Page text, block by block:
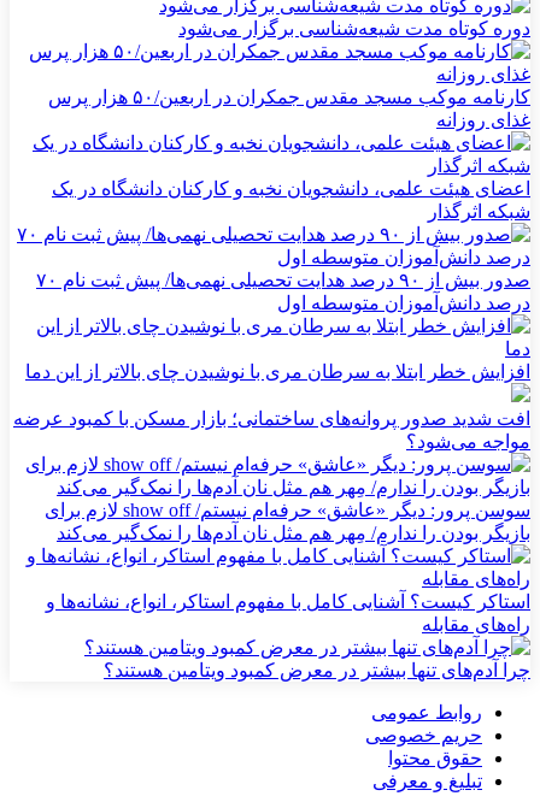
دوره کوتاه مدت شیعه‌شناسی برگزار می‌شود
کارنامه موکب مسجد مقدس جمکران در اربعین/۵۰ هزار پرس
غذای روزانه
اعضای هیئت علمی، دانشجویان نخبه و کارکنان دانشگاه در یک
شبکه‌ اثرگذار
صدور بیش از ۹۰ درصد هدایت تحصیلی نهمی‌ها/ پیش ثبت نام ۷۰
درصد دانش‌آموزان متوسطه اول
افزایش خطر ابتلا به سرطان مری با نوشیدن چای بالاتر از این دما
افت شدید صدور پروانه‌های ساختمانی؛ بازار مسکن با کمبود عرضه
مواجه می‌شود؟
سوسن پرور: دیگر «عاشق» حرفه‌ام نیستم/ show off لازم برای
بازیگر بودن را ندارم/ مِهر هم مثل نان آدم‌ها را نمک‌گیر می‌کند
استاکر کیست؟ آشنایی کامل با مفهوم استاکر، انواع، نشانه‌ها و
راه‌های مقابله
چرا آدم‌های تنها بیشتر در معرض کمبود ویتامین هستند؟
روابط عمومی
حریم خصوصی
حقوق محتوا
تبلیغ و معرفی